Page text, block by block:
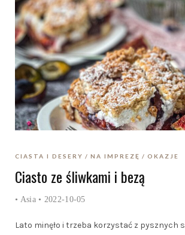
CIASTA I DESERY NA IMPREZĘ OKAZJE
Ciasto ze śliwkami i bezą
• Asia • 2022-10-05
Lato minęło i trzeba korzystać z pysznych